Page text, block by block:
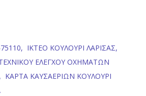
ΙΚΤΕΟ ΚΟΥΛΟΥΡΙ ΛΑΡΙΣΑΣ,
ΕΛΕΓΧΟΥ ΟΧΗΜΑΤΩΝ
ΚΑΡΤΑ ΚΑΥΣΑΕΡΙΩΝ ΚΟΥΛΟΥΡΙ